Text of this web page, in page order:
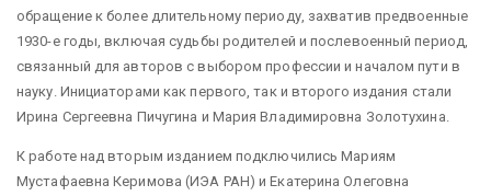
обращение к более длительному периоду, захватив предвоенные
1930-е годы, включая судьбы родителей и послевоенный период,
связанный для авторов с выбором профессии и началом пути в
науку. Инициаторами как первого, так и второго издания стали
Ирина Сергеевна Пичугина и Мария Владимировна Золотухина.
К работе над вторым изданием подключились Мариям
Мустафаевна Керимова (ИЭА РАН) и Екатерина Олеговна